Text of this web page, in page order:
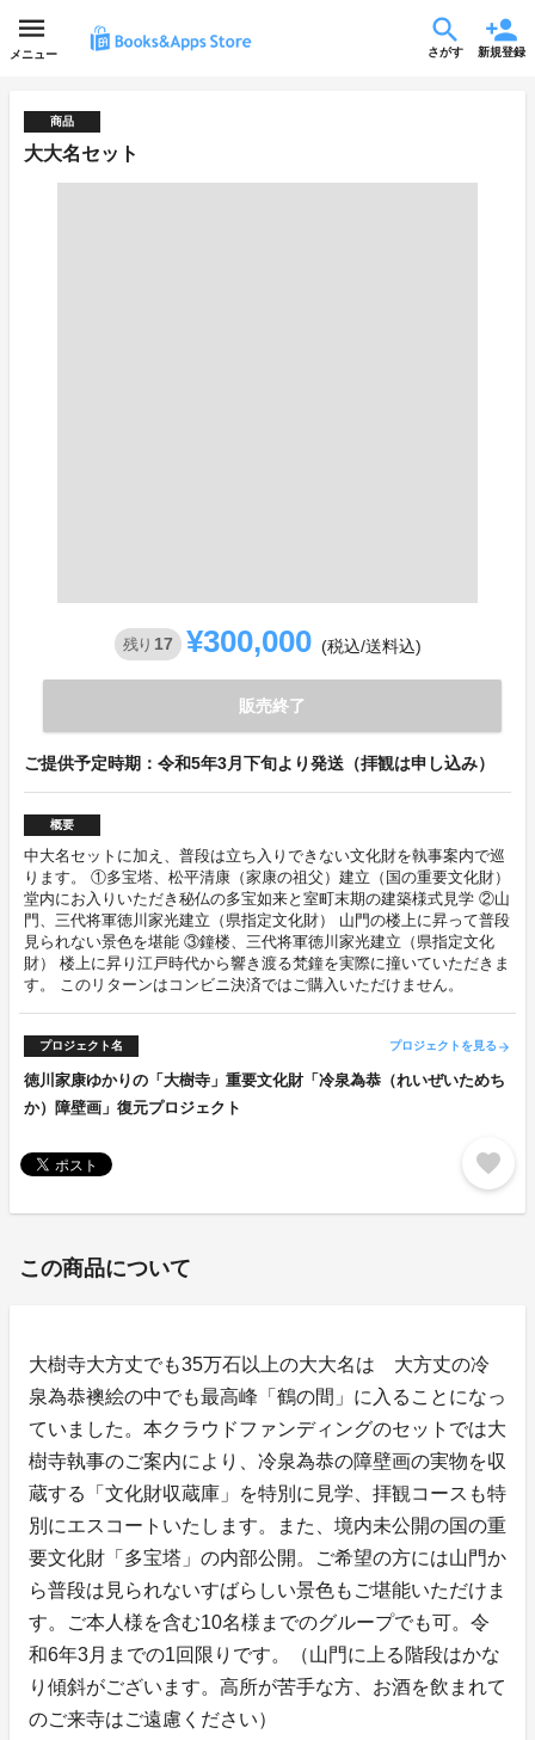
メニュー さがす 新規登録
商品
大大名セット
残り 17 ¥300,000 (税込/送料込)
販売終了
ご提供予定時期：令和5年3月下旬より発送（拝観は申し込み）
概要
中大名セットに加え、普段は立ち入りできない文化財を執事案内で巡
ります。 ①多宝塔、松平清康（家康の祖父）建立（国の重要文化財）
堂内にお入りいただき秘仏の多宝如来と室町末期の建築様式見学 ②山
門、三代将軍徳川家光建立（県指定文化財） 山門の楼上に昇って普段
見られない景色を堪能 ③鐘楼、三代将軍徳川家光建立（県指定文化
財） 楼上に昇り江戸時代から響き渡る梵鐘を実際に撞いていただきま
す。 このリターンはコンビニ決済ではご購入いただけません。
プロジェクト名 プロジェクトを見る arrow_forward
徳川家康ゆかりの「大樹寺」重要文化財「冷泉為恭（れいぜいためち
か）障壁画」復元プロジェクト
favorite
この商品について
大樹寺大方丈でも35万石以上の大大名は 大方丈の冷
泉為恭襖絵の中でも最高峰「鶴の間」に入ることになっ
ていました。本クラウドファンディングのセットでは大
樹寺執事のご案内により、冷泉為恭の障壁画の実物を収
蔵する「文化財収蔵庫」を特別に見学、拝観コースも特
別にエスコートいたします。また、境内未公開の国の重
要文化財「多宝塔」の内部公開。ご希望の方には山門か
ら普段は見られないすばらしい景色もご堪能いただけま
す。ご本人様を含む10名様までのグループでも可。令
和6年3月までの1回限りです。（山門に上る階段はかな
り傾斜がございます。高所が苦手な方、お酒を飲まれて
のご来寺はご遠慮ください）